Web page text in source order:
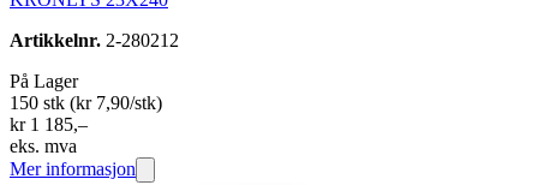
Artikkelnr. 2-280212
På Lager
150 stk (kr 7,90/stk)
kr 1 185,–
eks. mva
Mer informasjon